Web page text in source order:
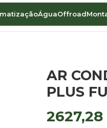
ÁguaOffroad
INVERTER
AR
PLUS
2627,28